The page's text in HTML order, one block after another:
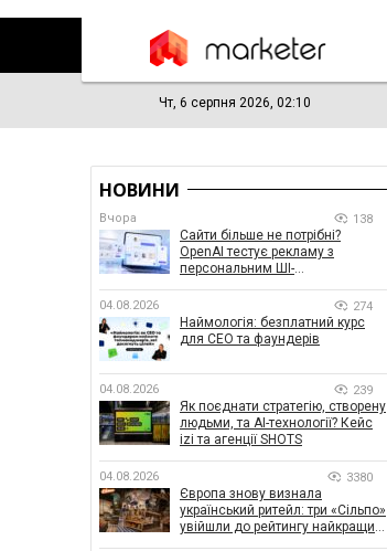
Чт, 6 серпня 2026, 02:10
НОВИНИ
Вчора 138
Сайти більше не потрібні?
OpenAI тестує рекламу з
персональним ШІ-
04.08.2026 274
Наймологія: безплатний курс
для CEO та фаундерів
04.08.2026 239
Як поєднати стратегію, створену
людьми, та AI-технології? Кейс
izi та агенції SHOTS
04.08.2026 3380
Європа знову визнала
український ритейл: три «Сільпо»
увійшли до рейтингу найкращих